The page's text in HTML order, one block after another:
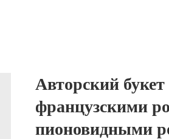
Авторский
французскими
пионовидными